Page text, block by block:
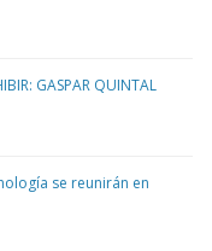
GASPAR QUINTAL
se reunirán en